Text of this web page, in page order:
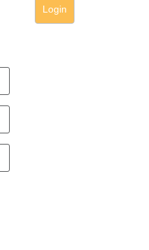
Login